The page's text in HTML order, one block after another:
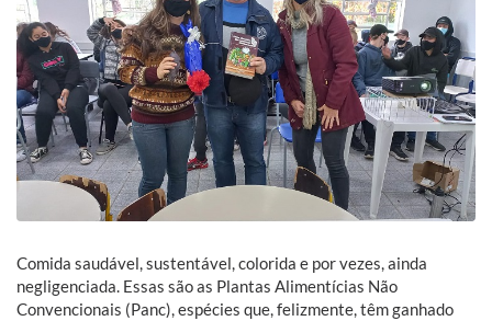
Comida saudável, sustentável, colorida e por vezes, ainda
negligenciada. Essas são as Plantas Alimentícias Não
Convencionais (Panc), espécies que, felizmente, têm ganhado